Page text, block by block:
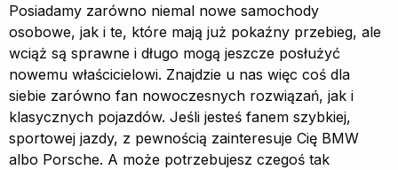
Posiadamy zarówno niemal nowe samochody
osobowe, jak i te, które mają już pokaźny przebieg, ale
wciąż są sprawne i długo mogą jeszcze posłużyć
nowemu właścicielowi. Znajdzie u nas więc coś dla
siebie zarówno fan nowoczesnych rozwiązań, jak i
klasycznych pojazdów. Jeśli jesteś fanem szybkiej,
sportowej jazdy, z pewnością zainteresuje Cię BMW
albo Porsche. A może potrzebujesz czegoś tak